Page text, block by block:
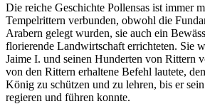
Die reiche Geschichte Pollensas ist immer
Tempelrittern verbunden, obwohl die
Arabern gelegt wurden, sie auch ein
florierende Landwirtschaft errichteten. Sie
Jaime I. und seinen Hunderten von Rittern
von den Rittern erhaltene Befehl lautete,
König zu schützen und zu lehren, bis er
regieren und führen konnte.